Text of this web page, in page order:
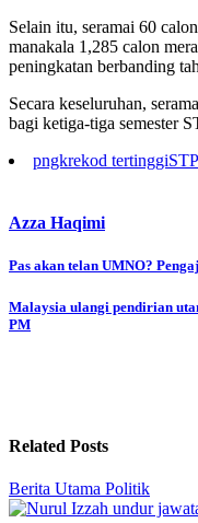
Selain itu, seramai 60
manakala 1,285 calon
peningkatan berbanding
Secara keseluruhan,
bagi ketiga-tiga semester
pngkrekod tertinggi
Azza Haqimi
Post
navigation
Pas akan telan UMNO?
Malaysia ulangi pendirian
PM
Related Posts
Berita Utama Politik